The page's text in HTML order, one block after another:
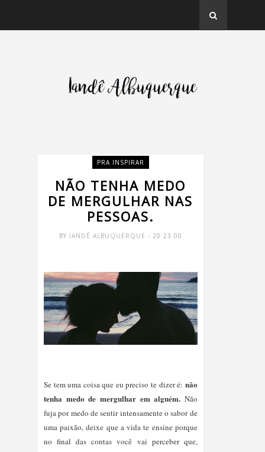
PRA INSPIRAR
NÃO TENHA MEDO
DE MERGULHAR NAS
PESSOAS.
BY IANDÊ ALBUQUERQUE - 20:23:00
Se tem uma coisa que eu preciso te dizer é: não
tenha medo de mergulhar em alguém. Não
fuja por medo de sentir intensamente o sabor de
uma paixão, deixe que a vida te ensine porque
no final das contas você vai perceber que,